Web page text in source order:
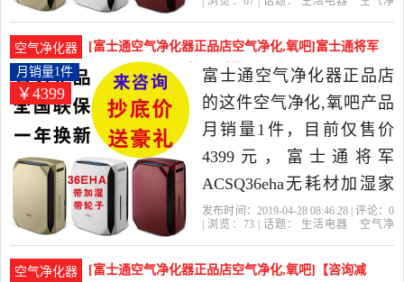
气净化器正品店精选生活
电器当中性价比很高的空
气净化,氧吧，由北京发
货。
空气净化器
[富士通空气净化器正品店空气净化,氧吧]富士通将军
ACSQ36eha无耗材加月销量1件仅售4399元
￥4399
月销量1件
富士通空气净化器正品店
的这件空气净化,氧吧产品
月销量1件，目前仅售价
4399元，富士通将军
ACSQ36eha无耗材加湿家
用空气净化器除霾醛是
正品店精选生活电器当中
发布时间：2019-04-28 08:46:28 | 评论： 0
| 浏览： 73| 话题： 生活电器
空气净
空气净化器
[富士通空气净化器正品店空气净化,氧吧]【咨询减